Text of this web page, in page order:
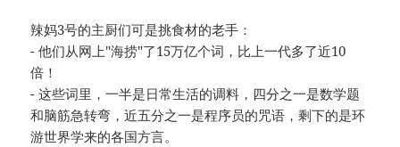
辣妈3号的主厨们可是挑食材的老手：
- 他们从网上"海捞"了15万亿个词，比上一代多了近10
倍！
- 这些词里，一半是日常生活的调料，四分之一是数学题
和脑筋急转弯，近五分之一是程序员的咒语，剩下的是环
游世界学来的各国方言。